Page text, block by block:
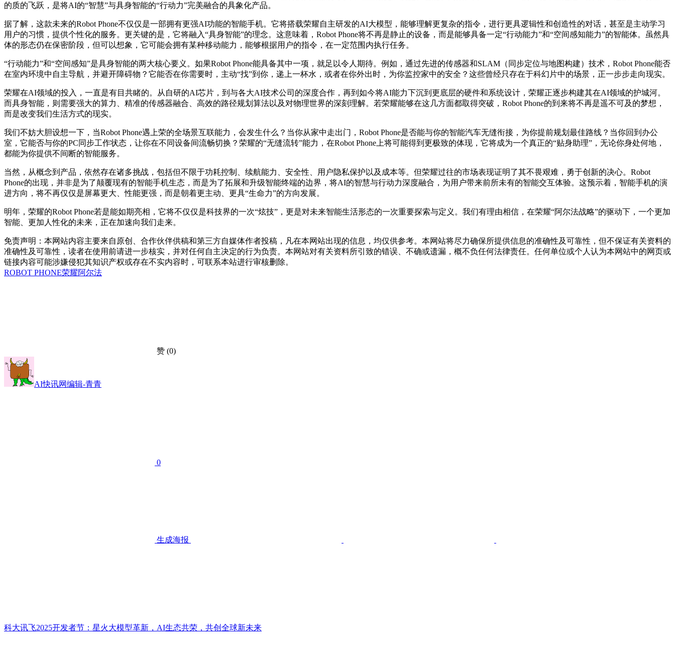
的质的飞跃，是将AI的“智慧”与具身智能的“行动力”完美融合的具象化产品。
据了解，这款未来的Robot Phone不仅仅是一部拥有更强AI功能的智能手机。它将搭载荣耀自主研发的AI大模型，能够理解更复杂的指令，进行更具逻辑性和创造性的对话，甚至是主动学习
用户的习惯，提供个性化的服务。更关键的是，它将融入“具身智能”的理念。这意味着，Robot Phone将不再是静止的设备，而是能够具备一定“行动能力”和“空间感知能力”的智能体。虽然具
体的形态仍在保密阶段，但可以想象，它可能会拥有某种移动能力，能够根据用户的指令，在一定范围内执行任务。
“行动能力”和“空间感知”是具身智能的两大核心要义。如果Robot Phone能具备其中一项，就足以令人期待。例如，通过先进的传感器和SLAM（同步定位与地图构建）技术，Robot Phone能否
在室内环境中自主导航，并避开障碍物？它能否在你需要时，主动“找”到你，递上一杯水，或者在你外出时，为你监控家中的安全？这些曾经只存在于科幻片中的场景，正一步步走向现实。
荣耀在AI领域的投入，一直是有目共睹的。从自研的AI芯片，到与各大AI技术公司的深度合作，再到如今将AI能力下沉到更底层的硬件和系统设计，荣耀正逐步构建其在AI领域的护城河。
而具身智能，则需要强大的算力、精准的传感器融合、高效的路径规划算法以及对物理世界的深刻理解。若荣耀能够在这几方面都取得突破，Robot Phone的到来将不再是遥不可及的梦想，
而是改变我们生活方式的现实。
我们不妨大胆设想一下，当Robot Phone遇上荣的全场景互联能力，会发生什么？当你从家中走出门，Robot Phone是否能与你的智能汽车无缝衔接，为你提前规划最佳路线？当你回到办公
室，它能否与你的PC同步工作状态，让你在不同设备间流畅切换？荣耀的“无缝流转”能力，在Robot Phone上将可能得到更极致的体现，它将成为一个真正的“贴身助理”，无论你身处何地，
都能为你提供不间断的智能服务。
当然，从概念到产品，依然存在诸多挑战，包括但不限于功耗控制、续航能力、安全性、用户隐私保护以及成本等。但荣耀过往的市场表现证明了其不畏艰难，勇于创新的决心。Robot
Phone的出现，并非是为了颠覆现有的智能手机生态，而是为了拓展和升级智能终端的边界，将AI的智慧与行动力深度融合，为用户带来前所未有的智能交互体验。这预示着，智能手机的演
进方向，将不再仅仅是屏幕更大、性能更强，而是朝着更主动、更具“生命力”的方向发展。
明年，荣耀的Robot Phone若是能如期亮相，它将不仅仅是科技界的一次“炫技”，更是对未来智能生活形态的一次重要探索与定义。我们有理由相信，在荣耀“阿尔法战略”的驱动下，一个更加
智能、更加人性化的未来，正在加速向我们走来。
免责声明：本网站内容主要来自原创、合作伙伴供稿和第三方自媒体作者投稿，凡在本网站出现的信息，均仅供参考。本网站将尽力确保所提供信息的准确性及可靠性，但不保证有关资料的
准确性及可靠性，读者在使用前请进一步核实，并对任何自主决定的行为负责。本网站对有关资料所引致的错误、不确或遗漏，概不负任何法律责任。任何单位或个人认为本网站中的网页或
链接内容可能涉嫌侵犯其知识产权或存在不实内容时，可联系本站进行审核删除。
ROBOT PHONE荣耀阿尔法
赞 (0)
AI快讯网编辑-青青
0
生成海报
科大讯飞2025开发者节：星火大模型革新，AI生态共荣，共创全球新未来